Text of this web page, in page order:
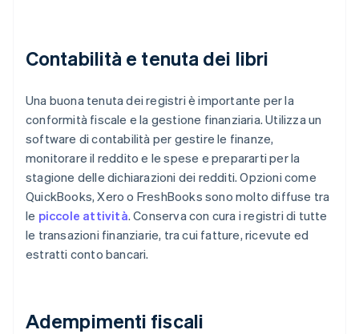
Contabilità e tenuta dei libri
Una buona tenuta dei registri è importante per la
conformità fiscale e la gestione finanziaria. Utilizza un
software di contabilità per gestire le finanze,
monitorare il reddito e le spese e prepararti per la
stagione delle dichiarazioni dei redditi. Opzioni come
QuickBooks, Xero o FreshBooks sono molto diffuse tra
le piccole attività. Conserva con cura i registri di tutte
le transazioni finanziarie, tra cui fatture, ricevute ed
estratti conto bancari.
Adempimenti fiscali